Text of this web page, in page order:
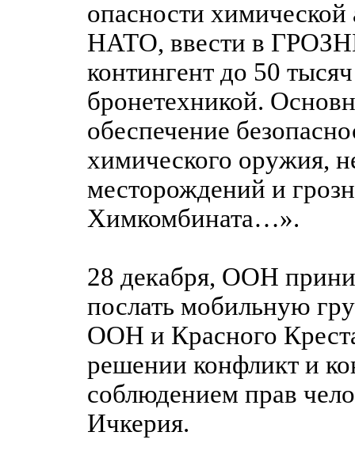
опасности химической
НАТО, ввести в
контингент до 50
бронетехникой.
обеспечение
химического оружия,
месторождений и
Химкомбината…».
28 декабря, ООН
послать мобильную
ООН и Красного
решении конфликт и
соблюдением прав
Ичкерия.